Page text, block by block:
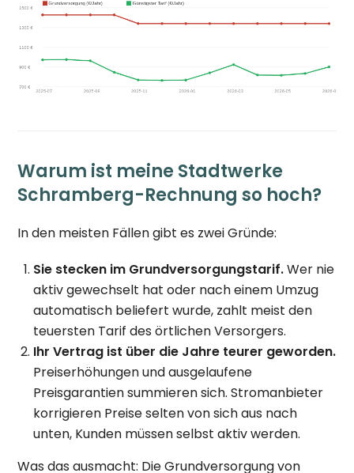
Warum ist meine Stadtwerke
Schramberg-Rechnung so hoch?
In den meisten Fällen gibt es zwei Gründe:
Sie stecken im Grundversorgungstarif.Wer nie
aktiv gewechselt hat oder nach einem Umzug
automatisch beliefert wurde, zahlt meist den
teuersten Tarif des örtlichen Versorgers.
Ihr Vertrag ist über die Jahre teurer geworden.
Preiserhöhungen und ausgelaufene
Preisgarantien summieren sich. Stromanbieter
korrigieren Preise selten von sich aus nach
unten, Kunden müssen selbst aktiv werden.
Was das ausmacht: Die Grundversorgung von